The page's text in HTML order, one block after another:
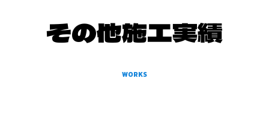
その他施工実績
WORKS